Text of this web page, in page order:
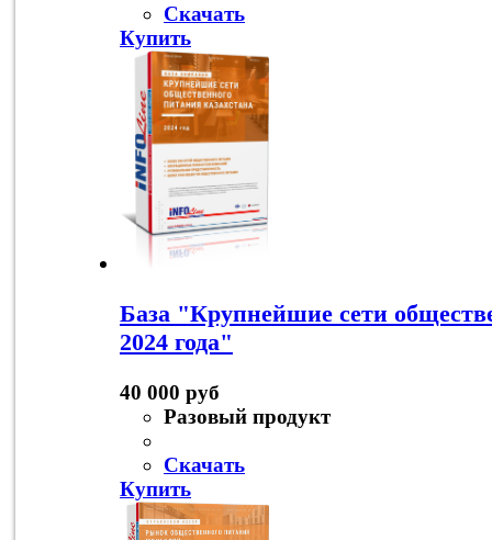
Скачать
Купить
База "Крупнейшие сети
2024 года"
40 000 руб
Разовый продукт
Скачать
Купить